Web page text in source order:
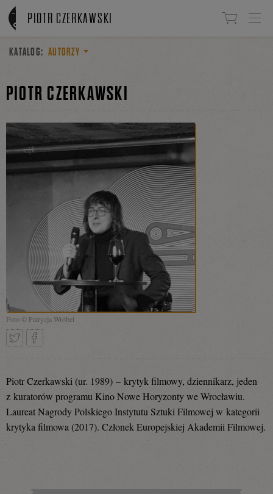
Linki do przejścia
PIOTR CZERKAWSKI
KATALOG: AUTORZY
PIOTR CZERKAWSKI
Foto © Patrycja Wróbel
się
Piotr Czerkawski (ur. 1989) – krytyk filmowy, dziennikarz, jeden
z kuratorów programu Kino Nowe Horyzonty we Wrocławiu.
Laureat Nagrody Polskiego Instytutu Sztuki Filmowej w kategorii
krytyka filmowa (2017). Członek Europejskiej Akademii Filmowej.